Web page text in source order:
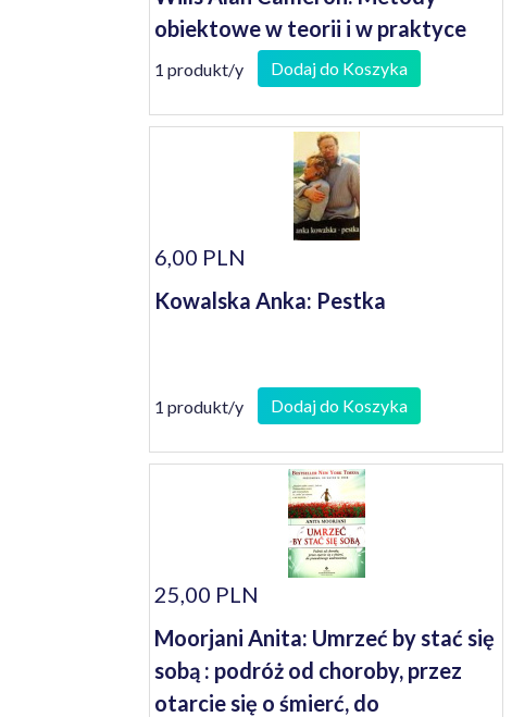
obiektowe w teorii i w praktyce
1 produkt/y Dodaj do Koszyka
6,00 PLN
Kowalska Anka: Pestka
1 produkt/y Dodaj do Koszyka
25,00 PLN
Moorjani Anita: Umrzeć by stać się
sobą : podróż od choroby, przez
otarcie się o śmierć, do